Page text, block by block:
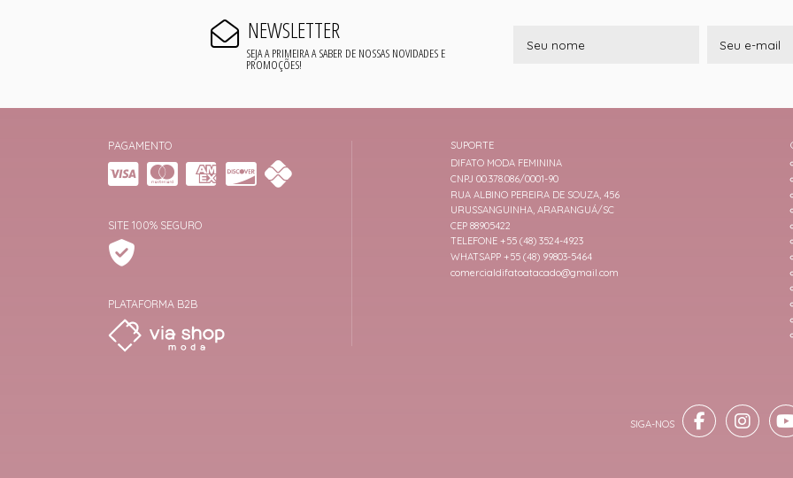
NEWSLETTER
SEJA A PRIMEIRA A SABER DE NOSSAS NOVIDADES E
PROMOÇÕES!
PAGAMENTO
SITE 100% SEGURO
PLATAFORMA B2B
SUPORTE
DIFATO MODA FEMININA
CNPJ 00.378.086/0001-90
RUA ALBINO PEREIRA DE SOUZA, 456
URUSSANGUINHA, ARARANGUÁ/SC
CEP 88905422
TELEFONE +55 (48) 3524-4923
WHATSAPP +55 (48) 99803-5464
comercialdifatoatacado@gmail.com